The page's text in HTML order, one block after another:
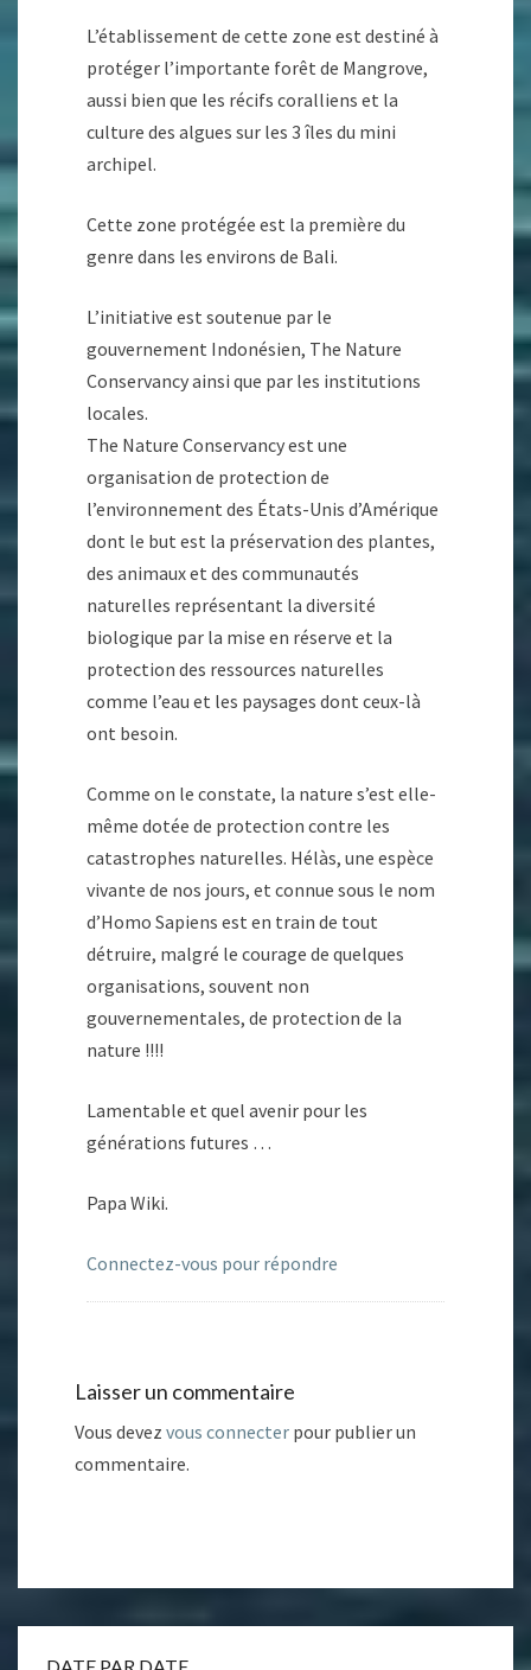
L’établissement de cette zone est destiné à
protéger l’importante forêt de Mangrove,
aussi bien que les récifs coralliens et la
culture des algues sur les 3 îles du mini
archipel.
Cette zone protégée est la première du
genre dans les environs de Bali.
L’initiative est soutenue par le
gouvernement Indonésien, The Nature
Conservancy ainsi que par les institutions
locales.
The Nature Conservancy est une
organisation de protection de
l’environnement des États-Unis d’Amérique
dont le but est la préservation des plantes,
des animaux et des communautés
naturelles représentant la diversité
biologique par la mise en réserve et la
protection des ressources naturelles
comme l’eau et les paysages dont ceux-là
ont besoin.
Comme on le constate, la nature s’est elle-
même dotée de protection contre les
catastrophes naturelles. Hélàs, une espèce
vivante de nos jours, et connue sous le nom
d’Homo Sapiens est en train de tout
détruire, malgré le courage de quelques
organisations, souvent non
gouvernementales, de protection de la
nature !!!!
Lamentable et quel avenir pour les
générations futures …
Papa Wiki.
Connectez-vous pour répondre
Laisser un commentaire
Vous devez vous connecter pour publier un
commentaire.